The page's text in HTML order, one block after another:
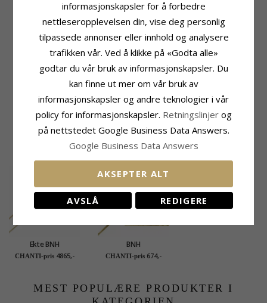
Blank
Antall:1
Sliping:Fasettslipt
Farge:Lilla
Høyde:
14,6 mm
Dybde:4,2 mm
Leveringstid
Leveringstid:
Ca. 5-10 Hverdager
Passer Til Gullkjede Med Bredde
1,35 mm
Venezia Max:1,4 mm
KUNDER KJØPER OGSÅ
Ekte BNH
slangehalskjede i 8
CHANTI-pris 4865,-
BNH
veneziahalskjede i
CHANTI-pris 674,-
MEST POPULÆRE PRODUKTER I
informasjonskapsler for å forbedre
nettleseropplevelsen din, vise deg personlig
tilpassede annonser eller innhold og analysere
trafikken vår. Ved å klikke på «Godta alle»
godtar du vår bruk av informasjonskapsler. Du
kan finne ut mer om vår bruk av
informasjonskapsler og andre teknologier i vår
policy for informasjonskapsler. Retningslinjer og
på nettstedet Google Business Data Answers.
Google Business Data Answers
AKSEPTER ALT
AVSLÅ REDIGERE